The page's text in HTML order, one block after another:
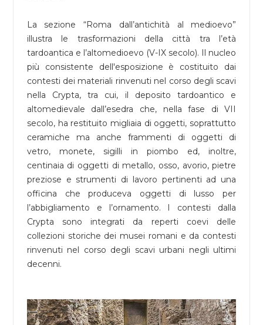
La sezione “Roma dall’antichità al medioevo”
illustra le trasformazioni della città tra l’età
tardoantica e l’altomedioevo (V-IX secolo). Il nucleo
più consistente dell'esposizione è costituito dai
contesti dei materiali rinvenuti nel corso degli scavi
nella Crypta, tra cui, il deposito tardoantico e
altomedievale dall’esedra che, nella fase di VII
secolo, ha restituito migliaia di oggetti, soprattutto
ceramiche ma anche frammenti di oggetti di
vetro, monete, sigilli in piombo ed, inoltre,
centinaia di oggetti di metallo, osso, avorio, pietre
preziose e strumenti di lavoro pertinenti ad una
officina che produceva oggetti di lusso per
l’abbigliamento e l’ornamento. I contesti dalla
Crypta sono integrati da reperti coevi delle
collezioni storiche dei musei romani e da contesti
rinvenuti nel corso degli scavi urbani negli ultimi
decenni.